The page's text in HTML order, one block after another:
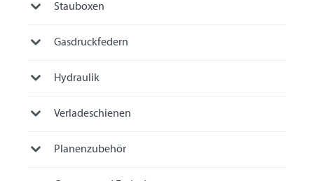
Stauboxen
Gasdruckfedern
Hydraulik
Verladeschienen
Planenzubehör